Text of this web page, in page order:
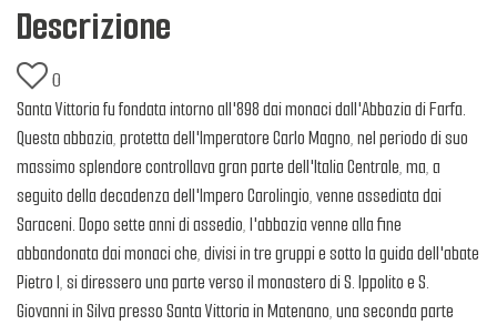
Descrizione
0
Santa Vittoria fu fondata intorno all'898 dai monaci dall'Abbazia di Farfa.
Questa abbazia, protetta dell'Imperatore Carlo Magno, nel periodo di suo
massimo splendore controllava gran parte dell'Italia Centrale, ma, a
seguito della decadenza dell'Impero Carolingio, venne assediata dai
Saraceni. Dopo sette anni di assedio, l'abbazia venne alla fine
abbandonata dai monaci che, divisi in tre gruppi e sotto la guida dell'abate
Pietro I, si diressero una parte verso il monastero di S. Ippolito e S.
Giovanni in Silva presso Santa Vittoria in Matenano, una seconda parte